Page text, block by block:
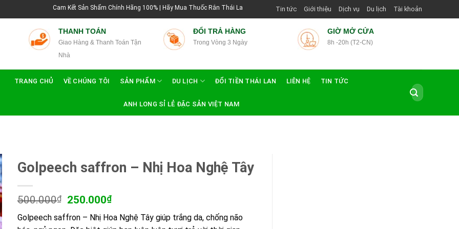
Cam Kết Sản Shẩm Chính Hãng 100% | Hãy Mua Thuốc Rắn Thái Lan Tại Hướng Dẫn Viên Shop | Với Giá Tốt Nhất
Tin tức Giới thiệu Dịch vụ Du lịch Tài khoản
THANH TOÁN
Giao Hàng & Thanh Toán Tận
Nhà
ĐỔI TRẢ HÀNG
Trong Vòng 3 Ngày
GIỜ MỞ CỬA
8h -20h (T2-CN)
TRANG CHỦ VỀ CHÚNG TÔI SẢN PHẨM DU LỊCH ĐỔI TIỀN THÁI LAN LIÊN HỆ TIN TỨC
ANH LONG SỈ LẺ ĐẶC SẢN VIỆT NAM
Tìm
kiếm:
Golpeech saffron – Nhị Hoa Nghệ Tây
500.000₫
Giá
là:
250.000₫Giá
tại
Golpeech saffron – Nhị Hoa Nghệ Tây giúp trắng da, chống não